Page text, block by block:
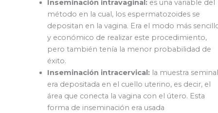
Inseminación intravaginal:es una variable del
método en la cual, los espermatozoides se
depositan en la vagina. Era el modo más
y económico de realizar este procedimiento,
pero también tenía la menor probabilidad de
éxito.
Inseminación intracervical:la muestra seminal
era depositada en el cuello uterino, es decir, el
área que conecta la vagina con el útero. Esta
forma de inseminación era usada